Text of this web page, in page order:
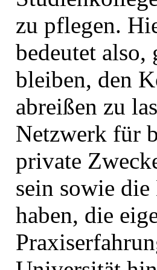
zu pflegen.
bedeutet
bleiben, den
abreißen zu
Netzwerk für
private
sein sowie
haben, die